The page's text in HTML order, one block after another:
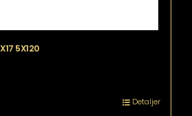
5X120
Detaljer